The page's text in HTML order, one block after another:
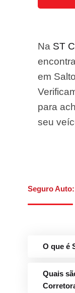
Na ST
em
para
seu
Seguro
O que é
Quais